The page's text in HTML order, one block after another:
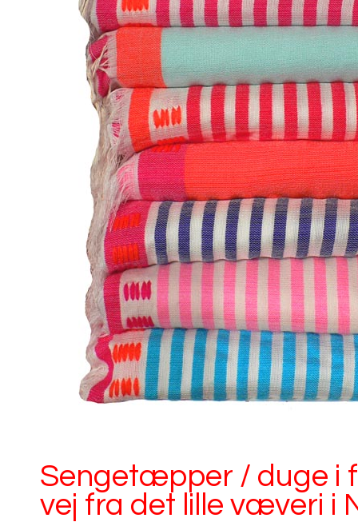
Sengetæpper / duge i
vej fra det lille væveri i